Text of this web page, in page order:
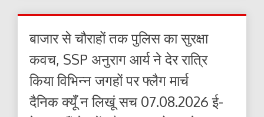
बाजार से चौराहों तक पुलिस का सुरक्षा
कवच, SSP अनुराग आर्य ने देर रात्रि
किया विभिन्न जगहों पर फ्लैग मार्च
दैनिक क्यूँ न लिखूं सच 07.08.2026 ई-